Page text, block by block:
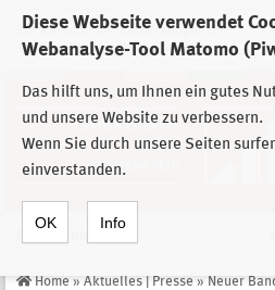
Diese Webseite verwendet
Webanalyse-Tool Matomo
Das hilft uns, um Ihnen ein gutes
und unsere Website zu verbessern.
Wenn Sie durch unsere Seiten
einverstanden.
OK Info
Zur Auswahl der Einrichtungen der
Stiftung Sächsische Gedenkstätten
Home » Aktuelles | Presse » Neuer